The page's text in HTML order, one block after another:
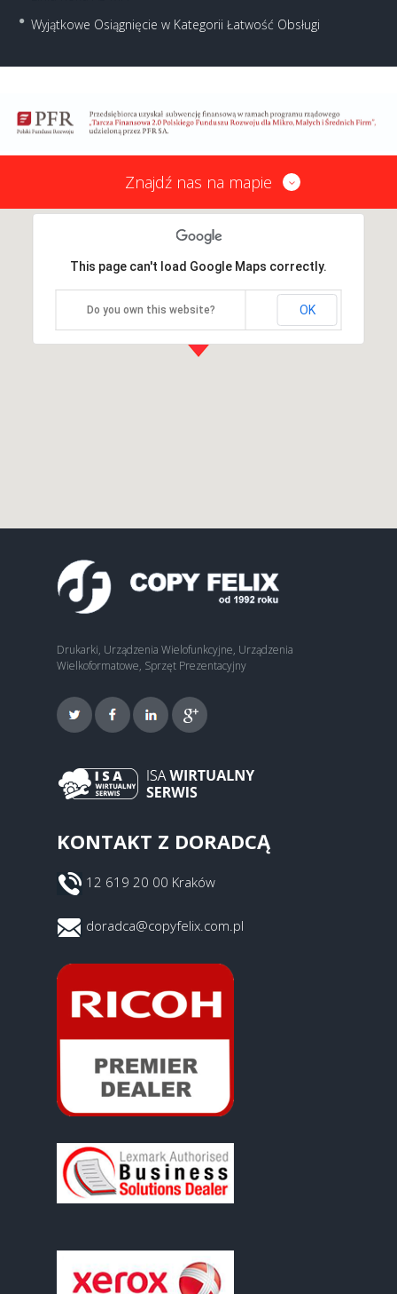
Wyjątkowe Osiągnięcie w Kategorii Łatwość Obsługi
Znajdź nas na mapie
This page can't load Google Maps correctly.
Do you own this website? OK
Drukarki, Urządzenia Wielofunkcyjne, Urządzenia
Wielkoformatowe, Sprzęt Prezentacyjny
KONTAKT Z DORADCĄ
12 619 20 00 Kraków
doradca@copyfelix.com.pl